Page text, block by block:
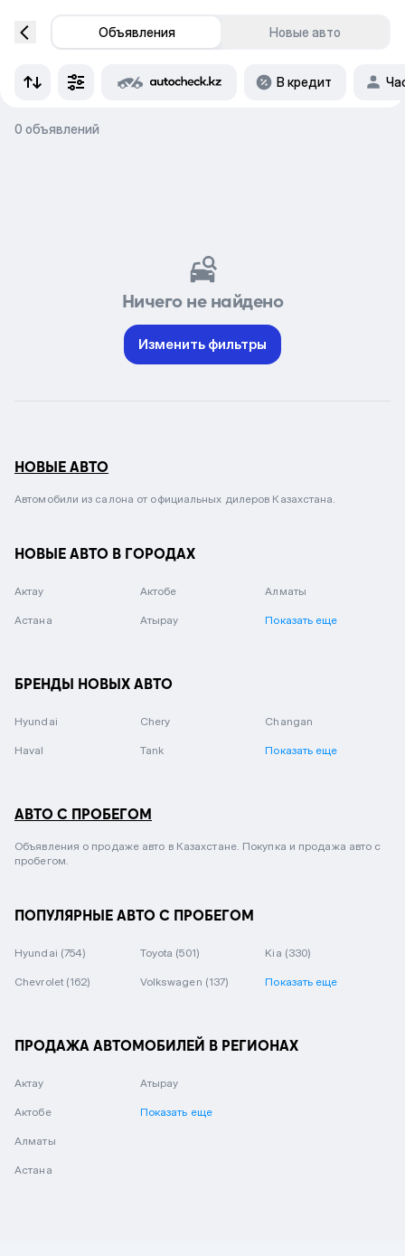
Объявления Новые авто
В кредит
0 объявлений
Ничего не найдено
Изменить фильтры
НОВЫЕ АВТО
Автомобили из салона от официальных дилеров Казахстана.
НОВЫЕ АВТО В ГОРОДАХ
Актау Актобе Алматы
Астана Атырау Показать еще
БРЕНДЫ НОВЫХ АВТО
Hyundai Chery Changan
Haval Tank Показать еще
АВТО С ПРОБЕГОМ
Объявления о продаже авто в Казахстане. Покупка и продажа авто с
пробегом.
ПОПУЛЯРНЫЕ АВТО С ПРОБЕГОМ
Hyundai (754) Toyota (501) Kia (330)
Chevrolet (162) Volkswagen (137) Показать еще
ПРОДАЖА АВТОМОБИЛЕЙ В РЕГИОНАХ
Актау
Актобе
Алматы
Астана
Атырау
Показать еще